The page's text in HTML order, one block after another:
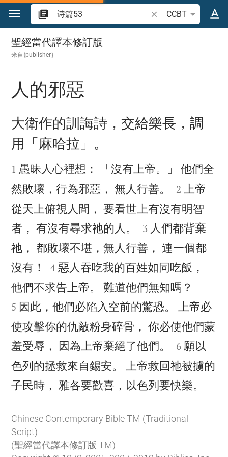
跳转到内容
搜索圣经经文或单词
CCBT
诗篇 53
聖經當代譯本修訂版
来自{publisher｝

人的邪惡

大衛作的訓誨詩，交給樂長，調
用「麻哈拉」。

1 愚昧人心裡想： 「沒有上帝。」 他們全
然敗壞，行為邪惡， 無人行善。


2 上帝
從天上俯視人間， 要看世上有沒有明智
者， 有沒有尋求祂的人。


3 人們都背棄
祂， 都敗壞不堪，無人行善， 連一個都
沒有！


4 惡人吞吃我的百姓如同吃飯，
他們不求告上帝。 難道他們無知嗎？
5 因此，他們必陷入空前的驚恐。 上帝必
使攻擊你的仇敵粉身碎骨， 你必使他們蒙
羞受辱， 因為上帝棄絕了他們。


6 願以
色列的拯救來自錫安。 上帝救回祂被擄的
子民時， 雅各要歡喜，以色列要快樂。
Chinese Contemporary Bible TM (Traditional
Script)
(聖經當代譯本修訂版 TM)